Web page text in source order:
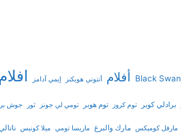
Black Swan أفلام أنتوني هوبكنز إيمي آدامز
برادلي كوبر توم كروز توم هوبر تومي لي جونز ثور جوش
مارفل كوميكس مارك والبرغ ماريسا تومي ميلا كونيس